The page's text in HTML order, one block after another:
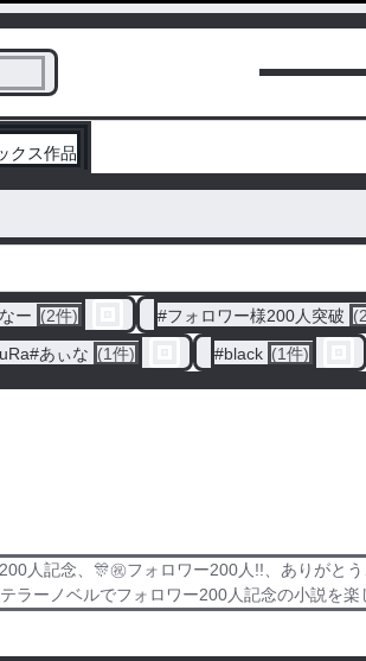
クス作品
ー (2件) #フォロワー様200人突破
あぃな (1件) #black (1件)
人記念、🎊㊗フォロワー200人!!、ありがと
ーノベルでフォロワー200人記念の小説を楽